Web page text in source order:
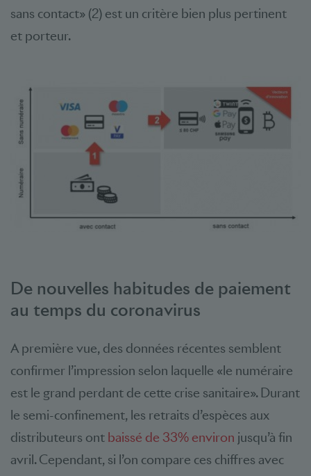
sans contact» (2) est un critère bien plus pertinent
et porteur.
De nouvelles habitudes de paiement
au temps du coronavirus
A première vue, des données récentes semblent
confirmer l’impression selon laquelle «le numéraire
est le grand perdant de cette crise sanitaire». Durant
le semi-confinement, les retraits d’espèces aux
distributeurs ont baissé de 33% environ jusqu’à fin
avril. Cependant, si l’on compare ces chiffres avec